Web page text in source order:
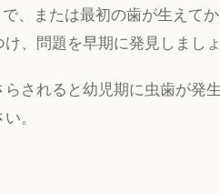
、または最初の歯が生えて
、問題を早期に発見しましょ
されると幼児期に虫歯が発
。